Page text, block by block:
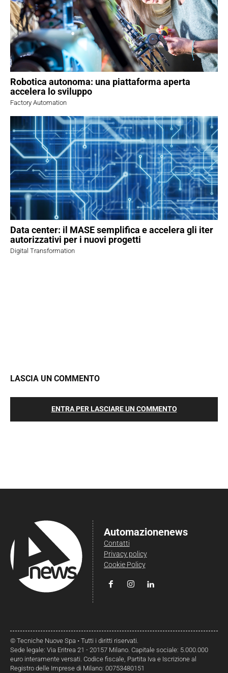
Robotica autonoma: una piattaforma aperta
accelera lo sviluppo
Factory Automation
Data center: il MASE semplifica e accelera gli iter
autorizzativi per i nuovi progetti
Digital Transformation
LASCIA UN COMMENTO
ENTRA PER LASCIARE UN COMMENTO
Automazionenews
Contatti
Privacy policy
Cookie Policy
© Tecniche Nuove Spa • Tutti i diritti riservati.
Sede legale: Via Eritrea 21 - 20157 Milano. Capitale sociale: 5.000.000
euro interamente versati. Codice fiscale, Partita Iva e Iscrizione al
Registro delle Imprese di Milano: 00753480151